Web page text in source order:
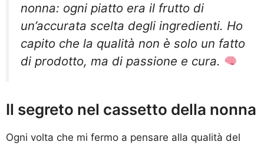
nonna: ogni piatto era il frutto di
un’accurata scelta degli ingredienti. Ho
capito che la qualità non è solo un fatto
di prodotto, ma di passione e cura.
Il segreto nel cassetto della nonna
Ogni volta che mi fermo a pensare alla qualità del